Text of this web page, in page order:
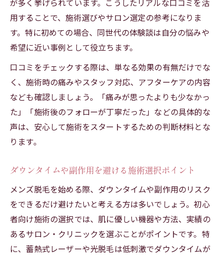
が多く挙げられています。こうしたリアルな口コミを活
用することで、施術選びやサロン選定の参考になりま
す。特に初めての場合、同世代の体験談は自分の悩みや
希望に近い事例として役立ちます。
口コミをチェックする際は、単なる効果の有無だけでな
く、施術時の痛みやスタッフ対応、アフターケアの内容
なども確認しましょう。「痛みが思ったよりも少なかっ
た」「施術後のフォローが丁寧だった」などの具体的な
声は、安心して施術をスタートするための判断材料とな
ります。
ダウンタイムや副作用を避ける施術選択ポイント
メンズ脱毛を始める際、ダウンタイムや副作用のリスク
をできるだけ避けたいと考える方は多いでしょう。初心
者向け施術の選択では、肌に優しい機器や方法、実績の
あるサロン・クリニックを選ぶことがポイントです。特
に、蓄熱式レーザーや光脱毛は低刺激でダウンタイムが